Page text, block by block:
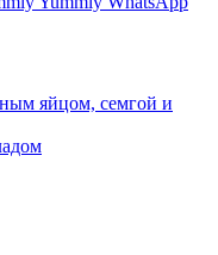
яйцом, семгой и